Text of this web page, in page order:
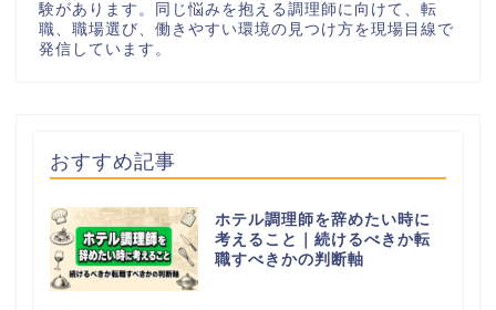
験があります。同じ悩みを抱える調理師に向けて、転
職、職場選び、働きやすい環境の見つけ方を現場目線で
発信しています。
おすすめ記事
ホテル調理師を辞めたい時に
考えること｜続けるべきか転
職すべきかの判断軸